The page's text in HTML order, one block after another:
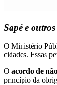
Sapé e
O Ministério
cidades. Essas
O acordo de
princípio da